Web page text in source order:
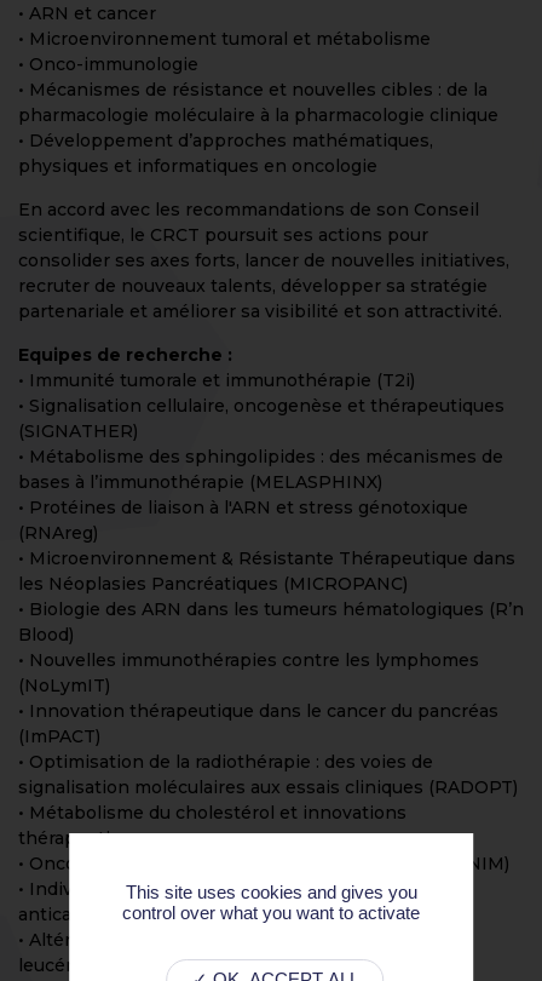
• ARN et cancer
• Microenvironnement tumoral et métabolisme
• Onco-immunologie
• Mécanismes de résistance et nouvelles cibles : de la
pharmacologie moléculaire à la pharmacologie clinique
• Développement d’approches mathématiques,
physiques et informatiques en oncologie
En accord avec les recommandations de son Conseil
scientifique, le CRCT poursuit ses actions pour
consolider ses axes forts, lancer de nouvelles initiatives,
recruter de nouveaux talents, développer sa stratégie
partenariale et améliorer sa visibilité et son attractivité.
Equipes de recherche :
• Immunité tumorale et immunothérapie (T2i)
• Signalisation cellulaire, oncogenèse et thérapeutiques
(SIGNATHER)
• Métabolisme des sphingolipides : des mécanismes de
bases à l’immunothérapie (MELASPHINX)
• Protéines de liaison à l'ARN et stress génotoxique
(RNAreg)
• Microenvironnement & Résistante Thérapeutique dans
les Néoplasies Pancréatiques (MICROPANC)
• Biologie des ARN dans les tumeurs hématologiques (R’n
Blood)
• Nouvelles immunothérapies contre les lymphomes
(NoLymIT)
• Innovation thérapeutique dans le cancer du pancréas
(ImPACT)
• Optimisation de la radiothérapie : des voies de
signalisation moléculaires aux essais cliniques (RADOPT)
• Métabolisme du cholestérol et innovations
thérapeutiques
• Oncogénomique et immunologie du myélome (GENIM)
• Individualisation des doses de médicaments
anticancéreux (DIAD)
• Altération des facteurs de transcription dans les
leucémies aigües (ALTFAL)
This site uses cookies and gives you
control over what you want to activate